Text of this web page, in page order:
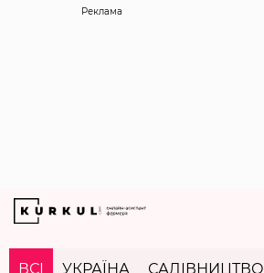
Реклама
ВСІ УКРАЇНА САДІВНИЦТВО